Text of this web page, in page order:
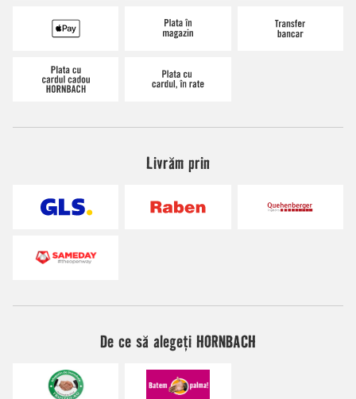
Livrăm prin
De ce să alegeți HORNBACH